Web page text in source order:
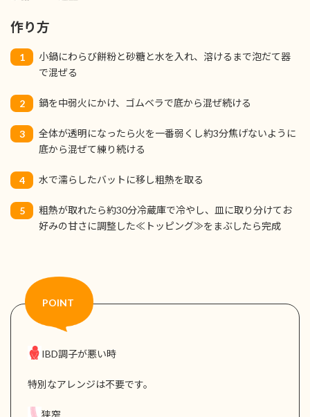
作り方
1
小鍋にわらび餅粉と砂糖と水を入れ、溶けるまで泡だて器
で混ぜる
2 鍋を中弱火にかけ、ゴムベラで底から混ぜ続ける
3
全体が透明になったら火を一番弱くし約3分焦げないように
底から混ぜて練り続ける
4 水で濡らしたバットに移し粗熱を取る
5
粗熱が取れたら約30分冷蔵庫で冷やし、皿に取り分けてお
好みの甘さに調整した≪トッピング≫をまぶしたら完成
IBD調子が悪い時
特別なアレンジは不要です。